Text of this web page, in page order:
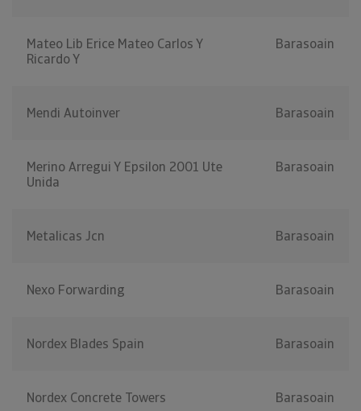
Mateo Lib Erice Mateo Carlos Y
Ricardo Y
Barasoain
Mendi Autoinver Barasoain
Merino Arregui Y Epsilon 2001 Ute
Unida
Barasoain
Metalicas Jcn Barasoain
Nexo Forwarding Barasoain
Nordex Blades Spain Barasoain
Nordex Concrete Towers Barasoain